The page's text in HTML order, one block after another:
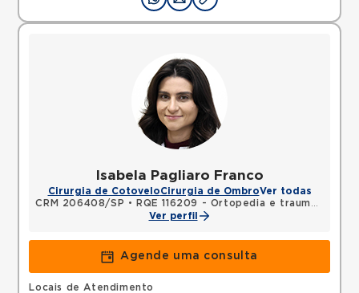
Isabela Pagliaro Franco
Cirurgia de CotoveloCirurgia de OmbroVer todas
CRM 206408/SP •
RQE 116209 - Ortopedia e traumatologia
Ver perfil
Agende uma consulta
Locais de Atendimento